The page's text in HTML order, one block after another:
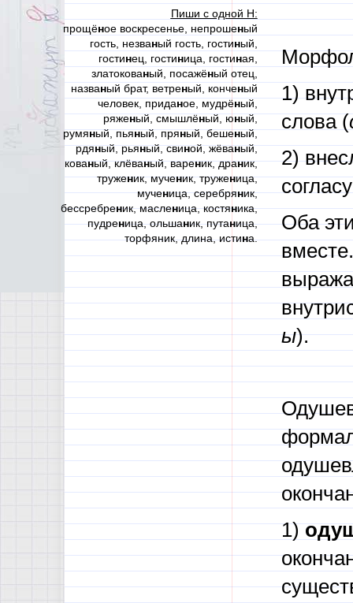
Пиши с одной Н:
прощёное воскресенье, непрошеный
гость, незваный гость, гостиный,
гостинец, гостиница, гостиная,
златокованый, посажёный отец,
названый брат, ветреный, конченый
человек, приданое, мудрёный,
ряженый, смышлёный, юный,
румяный, пьяный, пряный, бешеный,
рдяный, рьяный, свиной, жёваный,
кованый, клёваный, вареник, драник,
труженик, мученик, труженица,
мученица, серебряник,
бессребреник, масленица, костяника,
пудреница, ольшаник, путаница,
торфяник, длина, истина.
1)
слова (
2)
Оба
ы).
1)